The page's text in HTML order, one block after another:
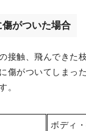
傷がついた場合
接触、飛んできた
傷がついてしまっ
。
ボディ